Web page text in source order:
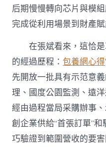
后期慢慢轉向芯片與模
完成從利用場景到財產賦
在張斌看來，這恰
的經過歷程：包養網心得
先開放一批具有示范意
理、國度公園監測、遠
經由過程當局采購辦事
創企業供給“首張訂單”
巧驗證到範圍營收的要害